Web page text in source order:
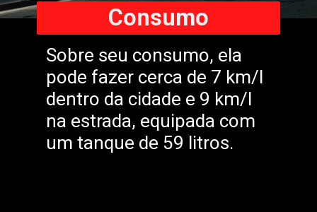
Sobre seu consumo, ela
pode fazer cerca de 7 km/l
dentro da cidade e 9 km/l
na estrada, equipada com
um tanque de 59 litros.
Consumo